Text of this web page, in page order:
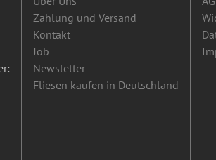
Zahlung und Versand
Kontakt
Job
Newsletter
Fliesen kaufen in Deutschland